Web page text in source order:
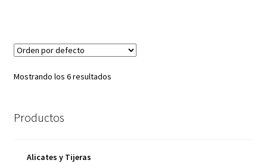
Mostrando los 6 resultados
Productos
Alicates y Tijeras